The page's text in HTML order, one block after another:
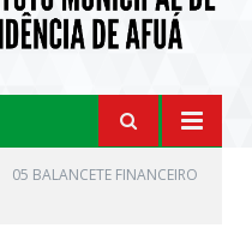
05 BALANCETE FINANCEIRO